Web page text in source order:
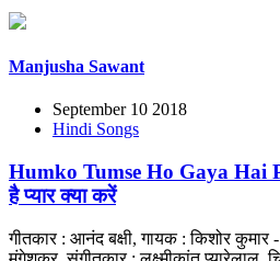
Manjusha Sawant
September 10 2018
Hindi Songs
Humko Tumse Ho Gaya Hai
है प्यार क्या करें
गीतकार : आनंद बक्षी, गायक : किशोर कुमार